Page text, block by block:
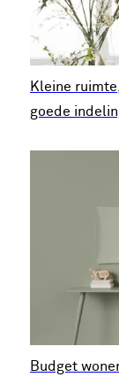
Kleine
goede
Budget